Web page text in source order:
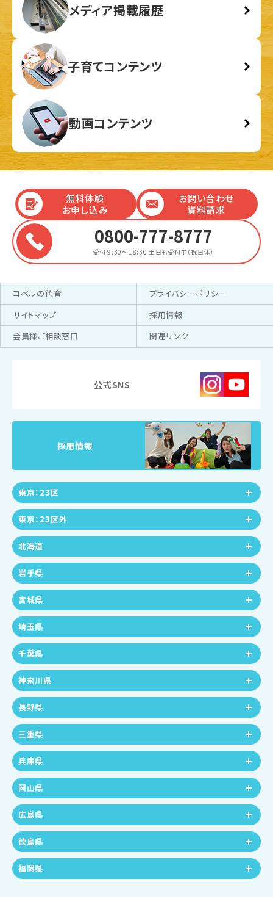
メディア掲載履歴
子育てコンテンツ
動画コンテンツ
無料体験
お申し込み
お問い合わせ
資料請求
0800-777-8777
受付 9:30～18:30 土日も受付中（祝日休）
コペルの徳育
プライバシーポリシー
サイトマップ
採用情報
会員様ご相談窓口
関連リンク
公式SNS
採用情報
東京：23区
東京：23区外
北海道
岩手県
宮城県
埼玉県
千葉県
神奈川県
長野県
三重県
兵庫県
岡山県
広島県
徳島県
福岡県